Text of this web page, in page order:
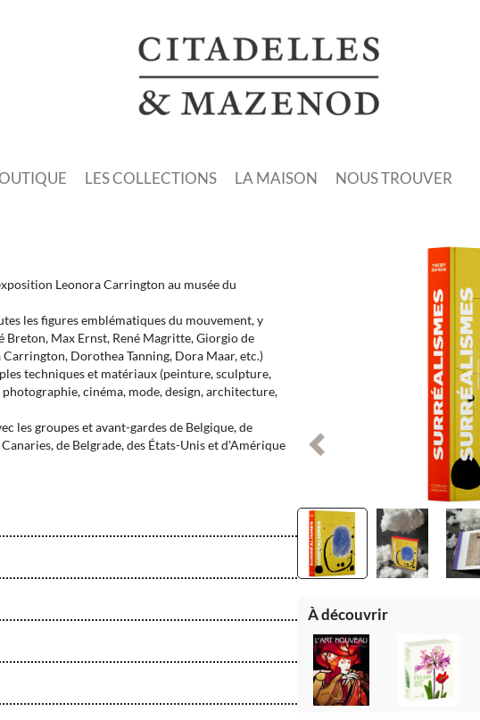
LES COLLECTIONS LA MAISON NOUS TROUVER
Leonora Carrington au musée du
les figures emblématiques du mouvement, y
Max Ernst, René Magritte, Giorgio de
Dorothea Tanning, Dora Maar, etc.)
techniques et matériaux (peinture, sculpture,
photographie, cinéma, mode, design, architecture,
les groupes et avant-gardes de Belgique, de
de Belgrade, des États-Unis et d'Amérique
Précédent
À découvrir